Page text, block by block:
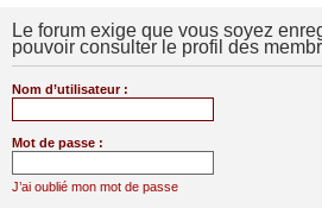
Le forum exige que vous soyez
pouvoir consulter le profil des
Nom d’utilisateur :
Mot de passe :
J’ai oublié mon mot de passe